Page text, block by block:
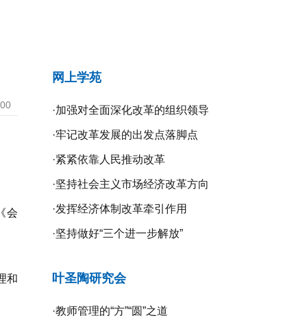
会
和
网上学苑
·加强对全面深化改革的组织领导
·牢记改革发展的出发点落脚点
·紧紧依靠人民推动改革
·坚持社会主义市场经济改革方向
·发挥经济体制改革牵引作用
·坚持做好“三个进一步解放”
叶圣陶研究会
·教师管理的“方”“圆”之道